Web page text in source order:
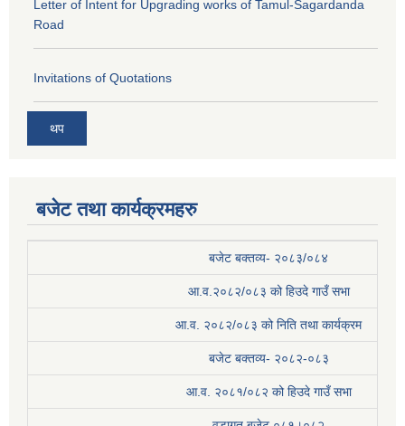
Letter of Intent for Upgrading works of Tamul-Sagardanda
Road
Invitations of Quotations
थप
बजेट तथा कार्यक्रमहरु
बजेट बक्तव्य- २०८३/०८४
आ.व.२०८२/०८३ को हिउदे गाउँ सभा
आ.व. २०८२/०८३ को निति तथा कार्यक्रम
बजेट बक्तव्य- २०८२-०८३
आ.व. २०८१/०८२ को हिउदे गाउँ सभा